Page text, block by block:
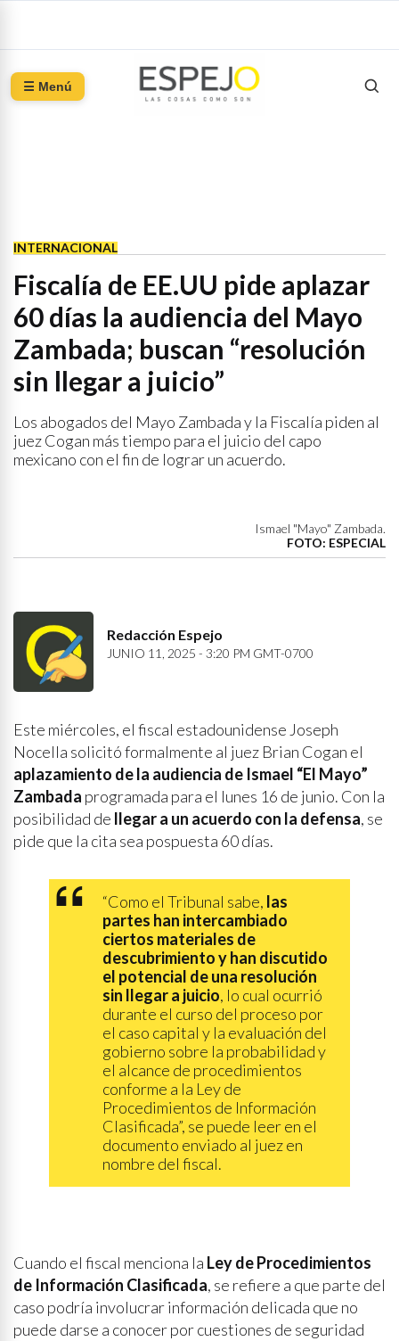
☰ Menú
INTERNACIONAL
Fiscalía de EE.UU pide aplazar
60 días la audiencia del Mayo
Zambada; buscan “resolución
sin llegar a juicio”
Los abogados del Mayo Zambada y la Fiscalía piden al
juez Cogan más tiempo para el juicio del capo
mexicano con el fin de lograr un acuerdo.
Ismael "Mayo" Zambada.
FOTO: ESPECIAL
Redacción Espejo
JUNIO 11, 2025 - 3:20 PM GMT-0700
Este miércoles, el fiscal estadounidense Joseph
Nocella solicitó formalmente al juez Brian Cogan el
aplazamiento de la audiencia de Ismael “El Mayo”
Zambada programada para el lunes 16 de junio. Con la
posibilidad de llegar a un acuerdo con la defensa, se
pide que la cita sea pospuesta 60 días.
“Como el Tribunal sabe, las
partes han intercambiado
ciertos materiales de
descubrimiento y han discutido
el potencial de una resolución
sin llegar a juicio, lo cual ocurrió
durante el curso del proceso por
el caso capital y la evaluación del
gobierno sobre la probabilidad y
el alcance de procedimientos
conforme a la Ley de
Procedimientos de Información
Clasificada”, se puede leer en el
documento enviado al juez en
nombre del fiscal.
Cuando el fiscal menciona la Ley de Procedimientos
de Información Clasificada, se refiere a que parte del
caso podría involucrar información delicada que no
puede darse a conocer por cuestiones de seguridad